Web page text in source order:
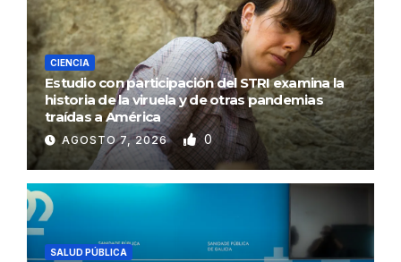
CIENCIA
Estudio con participación del STRI examina la
historia de la viruela y de otras pandemias
traídas a América
AGOSTO 7, 2026 0
SALUD PÚBLICA